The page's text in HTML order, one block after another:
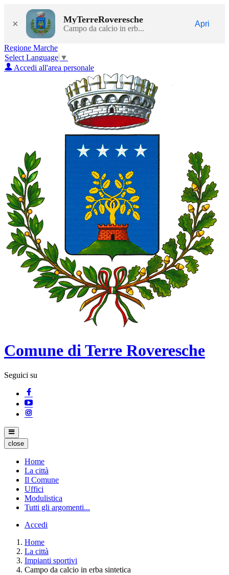
× MyTerreRoveresche
Campo da calcio in erb...
Apri
Regione Marche
Select Language ▼
Accedi all'area personale
Comune di Terre Roveresche
Seguici su
close
Home
La città
Il Comune
Uffici
Modulistica
Tutti gli argomenti...
Accedi
Home
La città
Impianti sportivi
Campo da calcio in erba sintetica